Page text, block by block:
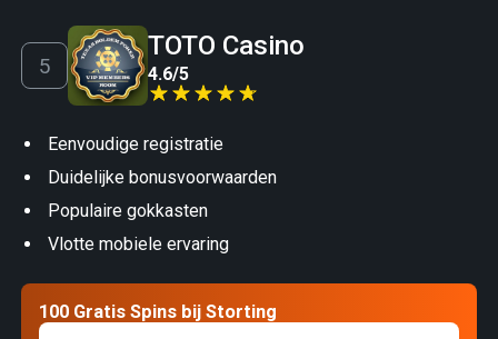
TOTO Casino
4.6/5
Eenvoudige registratie
Duidelijke bonusvoorwaarden
Populaire gokkasten
Vlotte mobiele ervaring
100 Gratis Spins bij Storting